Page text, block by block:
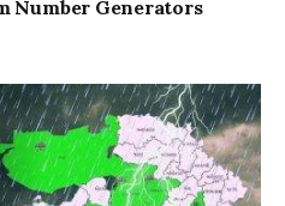
Number Generators